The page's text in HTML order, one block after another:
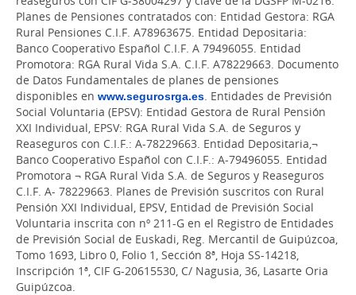
Planes de Pensiones contratados con: Entidad Gestora: RGA
Rural Pensiones C.I.F. A78963675. Entidad Depositaria:
Banco Cooperativo Español C.I.F. A 79496055. Entidad
Promotora: RGA Rural Vida S.A. C.I.F. A78229663. Documento
de Datos Fundamentales de planes de pensiones
disponibles en www.segurosrga.es . Entidades de Previsión
Social Voluntaria (EPSV): Entidad Gestora de Rural Pensión
XXI Individual, EPSV: RGA Rural Vida S.A. de Seguros y
Reaseguros con C.I.F.: A-78229663. Entidad Depositaria,¬
Banco Cooperativo Español con C.I.F.: A-79496055. Entidad
Promotora ¬ RGA Rural Vida S.A. de Seguros y Reaseguros
C.I.F. A- 78229663. Planes de Previsión suscritos con Rural
Pensión XXI Individual, EPSV, Entidad de Previsión Social
Voluntaria inscrita con nº 211-G en el Registro de Entidades
de Previsión Social de Euskadi, Reg. Mercantil de Guipúzcoa,
Tomo 1693, Libro 0, Folio 1, Sección 8ª, Hoja SS-14218,
Inscripción 1ª, CIF G-20615530, C/ Nagusia, 36, Lasarte Oria
Guipúzcoa.